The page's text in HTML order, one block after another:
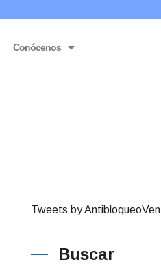
Conócenos
Tweets by AntibloqueoVen
Buscar